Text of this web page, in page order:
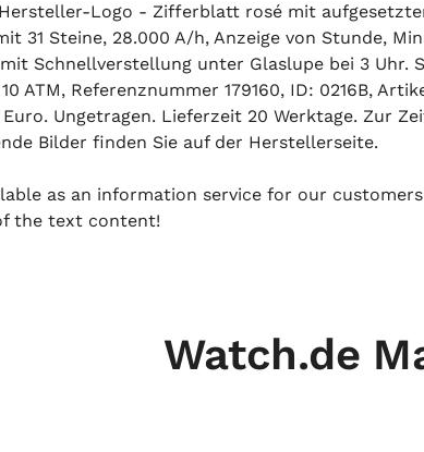
Logo - Zifferblatt rosé mit
31 Steine, 28.000 A/h, Anzeige von Stunde,
Schnellverstellung unter Glaslupe bei 3
ATM, Referenznummer 179160, ID: 0216B,
Ungetragen. Lieferzeit 20 Werktage. Zur
Bilder finden Sie auf der Herstellerseite.
as an information service for our
the text content!
Watch.de